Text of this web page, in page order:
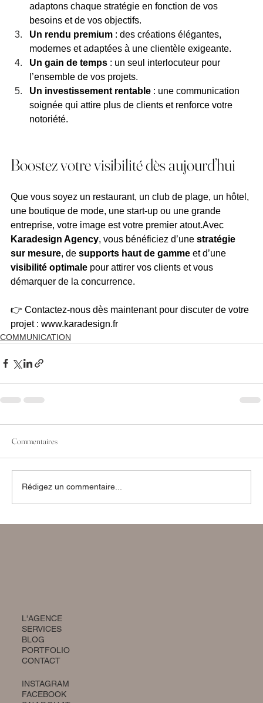
adaptons chaque stratégie en fonction de vos
besoins et de vos objectifs.
Un rendu premium : des créations élégantes,
modernes et adaptées à une clientèle exigeante.
Un gain de temps : un seul interlocuteur pour
l’ensemble de vos projets.
Un investissement rentable : une communication
soignée qui attire plus de clients et renforce votre
notoriété.
Boostez votre visibilité dès aujourd’hui
Que vous soyez un restaurant, un club de plage, un hôtel,
une boutique de mode, une start-up ou une grande
entreprise, votre image est votre premier atout.Avec
Karadesign Agency, vous bénéficiez d’une stratégie
sur mesure, de supports haut de gamme et d’une
visibilité optimale pour attirer vos clients et vous
démarquer de la concurrence.
👉 Contactez-nous dès maintenant pour discuter de votre
projet : www.karadesign.fr
COMMUNICATION
Commentaires
Rédigez un commentaire...
L'AGENCE
SERVICES
BLOG
PORTFOLIO
CONTACT
INSTAGRAM
FACEBOOK